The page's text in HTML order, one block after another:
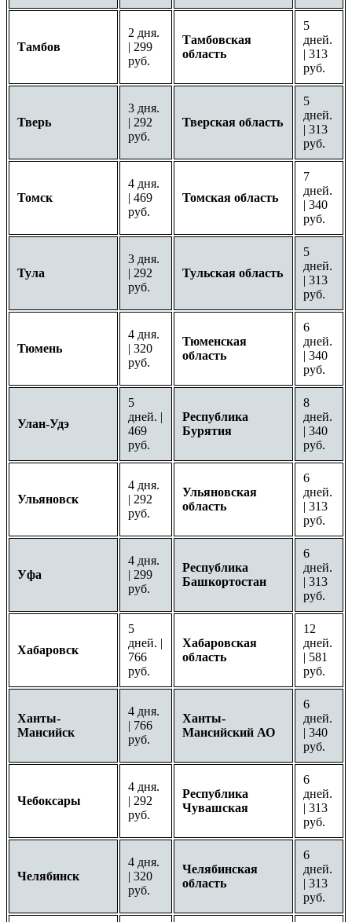
Тамбов
2 дня.
| 299
руб.
Тамбовская
область
5
дней.
| 313
руб.
Тверь
3 дня.
| 292
руб.
Тверская область
5
дней.
| 313
руб.
Томск
4 дня.
| 469
руб.
Томская область
7
дней.
| 340
руб.
Тула
3 дня.
| 292
руб.
Тульская область
5
дней.
| 313
руб.
Тюмень
4 дня.
| 320
руб.
Тюменская
область
6
дней.
| 340
руб.
Улан-Удэ
5
дней. |
469
руб.
Республика
Бурятия
8
дней.
| 340
руб.
Ульяновск
4 дня.
| 292
руб.
Ульяновская
область
6
дней.
| 313
руб.
Уфа
4 дня.
| 299
руб.
Республика
Башкортостан
6
дней.
| 313
руб.
Хабаровск
5
дней. |
766
руб.
Хабаровская
область
12
дней.
| 581
руб.
Ханты-
Мансийск
4 дня.
| 766
руб.
Ханты-
Мансийский АО
6
дней.
| 340
руб.
Чебоксары
4 дня.
| 292
руб.
Республика
Чувашская
6
дней.
| 313
руб.
Челябинск
4 дня.
| 320
руб.
Челябинская
область
6
дней.
| 313
руб.